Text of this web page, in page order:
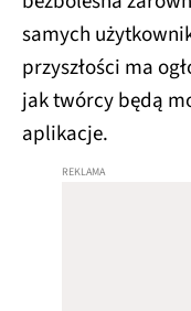
samych
przyszłości ma
jak twórcy będą
aplikacje.